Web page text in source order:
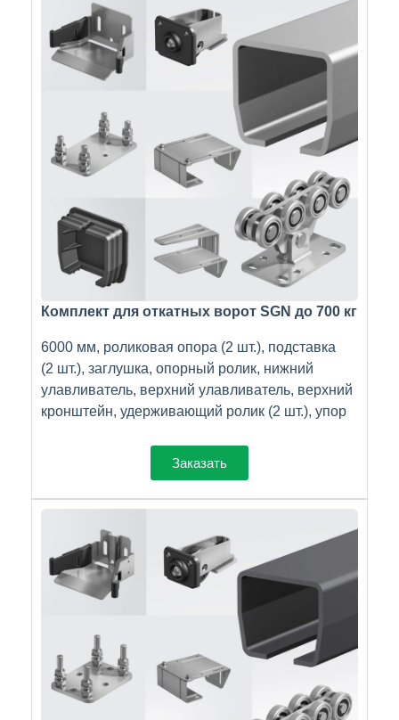
Комплект для откатных ворот SGN до 700 кг
6000 мм, роликовая опора (2 шт.), подставка
(2 шт.), заглушка, опорный ролик, нижний
улавливатель, верхний улавливатель, верхний
кронштейн, удерживающий ролик (2 шт.), упор
Заказать